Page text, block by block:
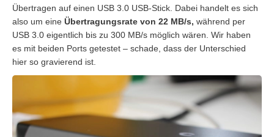
Übertragen auf einen USB 3.0 USB-Stick. Dabei handelt es sich
also um eine Übertragungsrate von 22 MB/s, während per
USB 3.0 eigentlich bis zu 300 MB/s möglich wären. Wir haben
es mit beiden Ports getestet – schade, dass der Unterschied
hier so gravierend ist.